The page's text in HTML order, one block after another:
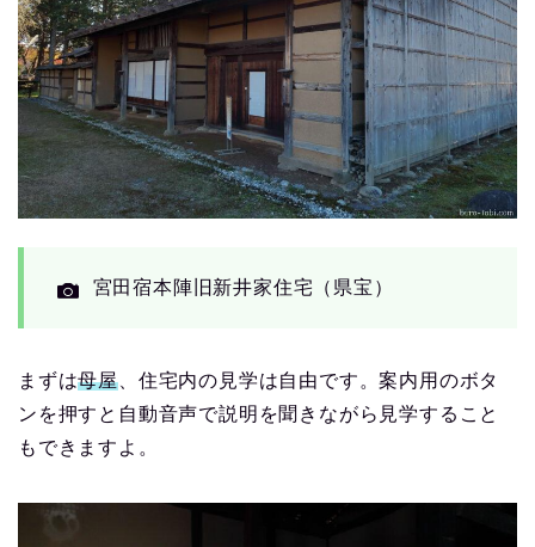
宮田宿本陣旧新井家住宅（県宝）
まずは母屋 、住宅内の見学は自由です。案内用のボタ
ンを押すと自動音声で説明を聞きながら見学すること
もできますよ。